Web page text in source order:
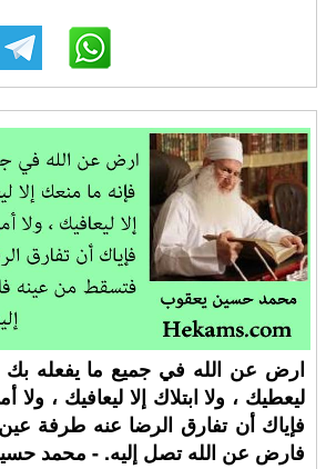
ارض عن الله في جميع ما يفعله بك
ليعطيك ، ولا ابتلاك إلا ليعافيك ،
فإياك أن تفارق الرضا عنه طرفة
فارض عن الله تصل إليه. - محمد